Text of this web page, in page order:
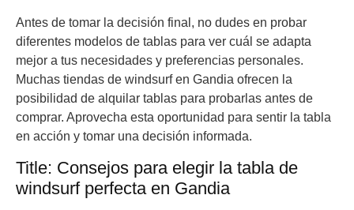
Antes de tomar la decisión final, no dudes en probar
diferentes modelos de tablas para ver cuál se adapta
mejor a tus necesidades y preferencias personales.
Muchas tiendas de windsurf en Gandia ofrecen la
posibilidad de alquilar tablas para probarlas antes de
comprar. Aprovecha esta oportunidad para sentir la tabla
en acción y tomar una decisión informada.
Title: Consejos para elegir la tabla de
windsurf perfecta en Gandia